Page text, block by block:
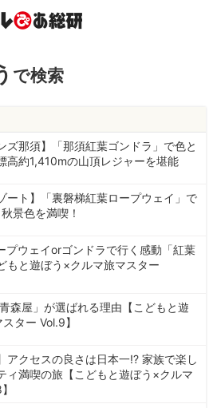
で検索
ズ那須】「那須紅葉ゴンドラ」で色と
高約1,410mの山頂レジャーを堪能
ート】「裏磐梯紅葉ロープウェイ」で
景色を満喫！
プウェイorゴンドラで行く感動「紅葉
もと遊ぼう×クルマ旅マスター
森屋」が選ばれる理由【こどもと遊
ター Vol.9】
アクセスの良さは日本一!? 家族で楽し
ィ満喫の旅【こどもと遊ぼう×クルマ